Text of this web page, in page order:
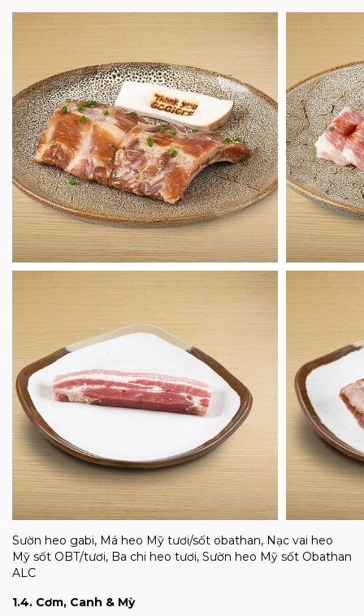
Sườn heo gabi, Má heo Mỹ tươi/sốt obathan, Nạc vai heo
Mỹ sốt OBT/tươi, Ba chi heo tươi, Sườn heo Mỹ sốt Obathan
ALC
1.4. Cơm, Canh & Mỳ